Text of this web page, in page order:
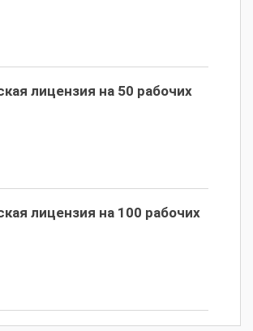
лицензия на 50 рабочих
лицензия на 100 рабочих